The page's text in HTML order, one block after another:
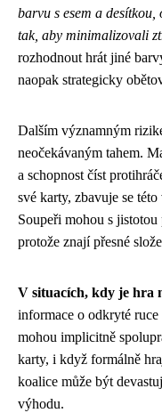
barvu s esem a
tak, aby minimalizovali
rozhodnout hrát jiné
naopak strategicky
Dalším významným
neočekávaným tahem.
a schopnost číst
své karty, zbavuje se
Soupeři mohou s
protože znají přesné
V situacích, kdy je hra
informace o odkryté
mohou implicitně
karty, i když formálně
koalice může být
výhodu.